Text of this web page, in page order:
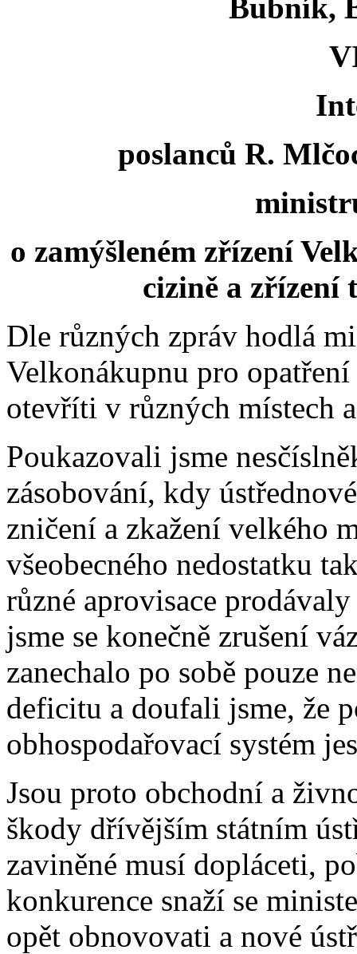
Bubník,
poslanců R.
o zamýšleném zřízení
cizině a zřízení
Dle různých zpráv hodlá
Velkonákupnu pro
otevříti v různých místech
Poukazovali jsme
zásobování, kdy
zničení a zkažení velkého
všeobecného nedostatku
různé aprovisace
jsme se konečně zrušení
zanechalo po sobě pouze
deficitu a doufali jsme, že
obhospodařovací systém
Jsou proto obchodní a
škody dřívějším státním
zaviněné musí dopláceti,
konkurence snaží se
opět obnovovati a nové